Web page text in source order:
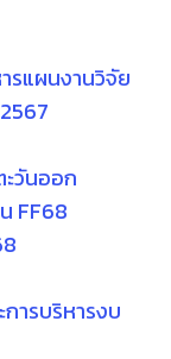
รแผนงานวิจัย
วันออก
FF68
ารบริหารงบ